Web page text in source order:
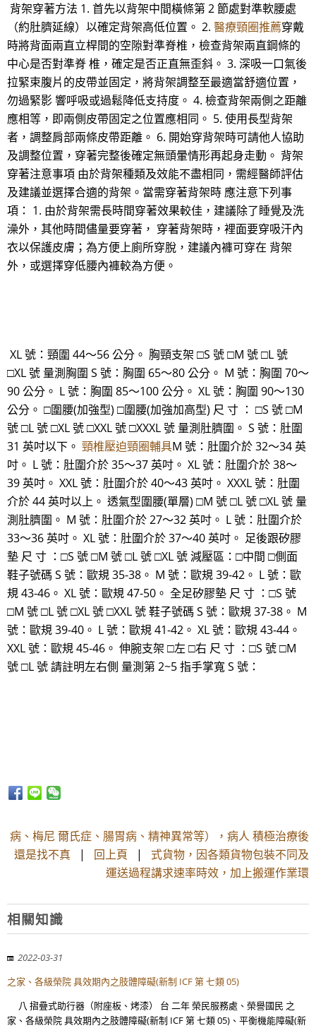
背架穿著方法 1. 首先以背架中間橫條第 2 節處對準軟腰處
（約肚臍延線）以確定背架高低位置。 2. 醫療頸圈推薦穿戴
時將背面兩直立桿間的空隙對準脊椎，檢查背架兩直鋼條的
中心是否對準脊 椎，確定是否正直無歪斜。 3. 深吸一口氣後
拉緊束腹片的皮帶並固定，將背架調整至最適當舒適位置，
勿過緊影 響呼吸或過鬆降低支持度。 4. 檢查背架兩側之距離
應相等，即兩側皮帶固定之位置應相同。 5. 使用長型背架
者，調整肩部兩條皮帶距離。 6. 開始穿背架時可請他人協助
及調整位置，穿著完整後確定無頭暈情形再起身走動。 背架
穿著注意事項 由於背架種類及效能不盡相同，需經醫師評估
及建議並選擇合適的背架。當需穿著背架時 應注意下列事
項： 1. 由於背架需長時間穿著效果較佳，建議除了睡覺及洗
澡外，其他時間儘量要穿著， 穿著背架時，裡面要穿吸汗內
衣以保護皮膚；為方便上廁所穿脫，建議內褲可穿在 背架
外，或選擇穿低腰內褲較為方便。
XL 號：頸圍 44～56 公分。 胸頸支架 □S 號 □M 號 □L 號
□XL 號 量測胸圍 S 號：胸圍 65～80 公分。 M 號：胸圍 70～
90 公分。 L 號：胸圍 85～100 公分。 XL 號：胸圍 90～130
公分。 □圍腰(加強型) □圍腰(加強加高型) 尺 寸 ： □S 號 □M
號 □L 號 □XL 號 □XXL 號 □XXXL 號 量測肚臍圍。 S 號：肚圍
31 英吋以下。 頸椎壓迫頸圈輔具M 號：肚圍介於 32～34 英
吋。 L 號：肚圍介於 35～37 英吋。 XL 號：肚圍介於 38～
39 英吋。 XXL 號：肚圍介於 40～43 英吋。 XXXL 號：肚圍
介於 44 英吋以上。 透氣型圍腰(單層) □M 號 □L 號 □XL 號 量
測肚臍圍。 M 號：肚圍介於 27～32 英吋。 L 號：肚圍介於
33～36 英吋。 XL 號：肚圍介於 37～40 英吋。 足後跟矽膠
墊 尺 寸 ：□S 號 □M 號 □L 號 □XL 號 減壓區：□中間 □側面
鞋子號碼 S 號：歐規 35-38。 M 號：歐規 39-42。 L 號：歐
規 43-46。 XL 號：歐規 47-50。 全足矽膠墊 尺 寸 ：□S 號
□M 號 □L 號 □XL 號 □XXL 號 鞋子號碼 S 號：歐規 37-38。 M
號：歐規 39-40。 L 號：歐規 41-42。 XL 號：歐規 43-44。
XXL 號：歐規 45-46。 伸腕支架 □左 □右 尺 寸 ：□S 號 □M
號 □L 號 請註明左右側 量測第 2~5 指手掌寬 S 號：
病、梅尼 爾氏症、腸胃病、精神異常等），病人 積極治療後
還是找不真 | 回上頁 | 式貨物，因各類貨物包裝不同及
運送過程講求速率時效，加上搬運作業環
相關知識
2022-03-31
之家、各級榮院 具效期內之肢體障礙(新制 ICF 第 七類 05)
八 摺疊式助行器（附座板、烤漆） 台 二年 榮民服務處、榮譽國民 之
家、各級榮院 具效期內之肢體障礙(新制 ICF 第 七類 05)、平衡機能障礙(新